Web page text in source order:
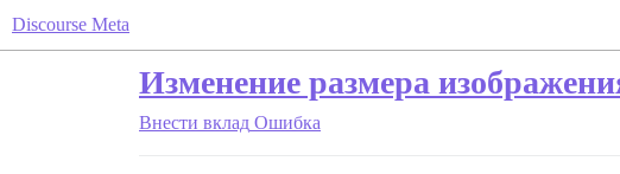
Discourse Meta
Изменение размера
Внести вклад Ошибка